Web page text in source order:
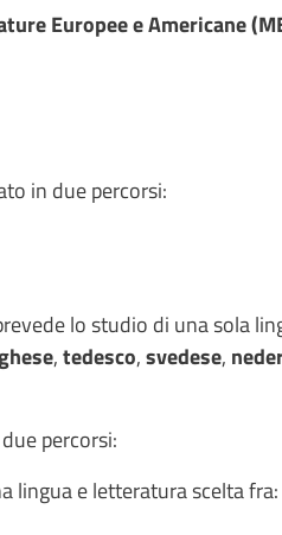
Europee e Americane
in due percorsi:
lo studio di una sola
,tedesco,svedese,
percorsi:
lingua e letteratura scelta fra: